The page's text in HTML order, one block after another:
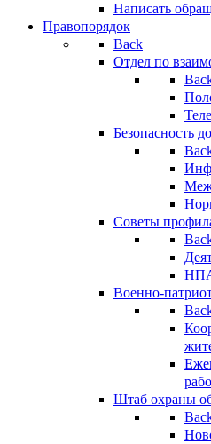
Написать
Правопорядок
Back
Отдел по
Безопасность
Советы
Военно-
Штаб охраны